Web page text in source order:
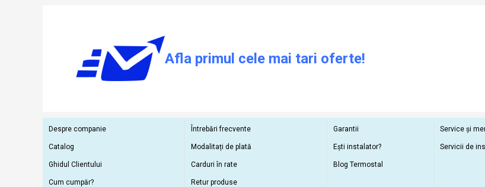
Afla primul cele mai tari oferte!
Despre companie
Catalog
Ghidul Clientului
Cum cumpăr?
Întrebări frecvente
Modalitați de plată
Carduri în rate
Retur produse
Garantii
Ești instalator?
Blog Termostal
Service și
Servicii de